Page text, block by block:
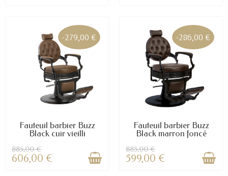
-279,00 €
Fauteuil barbier Buzz
Black cuir vieilli
885,00 €
606,00 €
-286,00 €
Fauteuil barbier Buzz
Black marron foncé
885,00 €
599,00 €